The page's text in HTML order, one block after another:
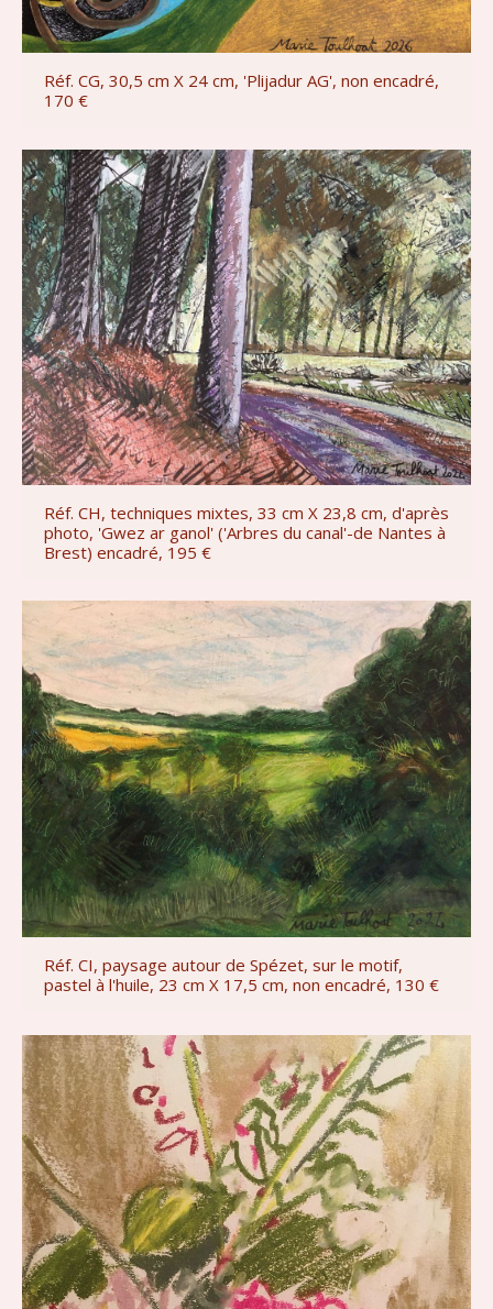
Réf. CG, 30,5 cm X 24 cm, 'Plijadur AG', non encadré,
170 €
Réf. CH, techniques mixtes, 33 cm X 23,8 cm, d'après
photo, 'Gwez ar ganol' ('Arbres du canal'-de Nantes à
Brest) encadré, 195 €
Réf. CI, paysage autour de Spézet, sur le motif,
pastel à l'huile, 23 cm X 17,5 cm, non encadré, 130 €